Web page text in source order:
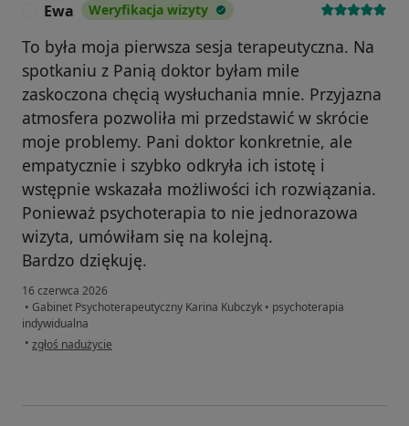
Ewa Weryfikacja wizyty
To była moja pierwsza sesja terapeutyczna. Na
spotkaniu z Panią doktor byłam mile
zaskoczona chęcią wysłuchania mnie. Przyjazna
atmosfera pozwoliła mi przedstawić w skrócie
moje problemy. Pani doktor konkretnie, ale
empatycznie i szybko odkryła ich istotę i
wstępnie wskazała możliwości ich rozwiązania.
Ponieważ psychoterapia to nie jednorazowa
wizyta, umówiłam się na kolejną.
Bardzo dziękuję.
16 czerwca 2026
• Gabinet Psychoterapeutyczny Karina Kubczyk • psychoterapia
indywidualna
• w opinii użytkownika Ewa
zgłoś nadużycie